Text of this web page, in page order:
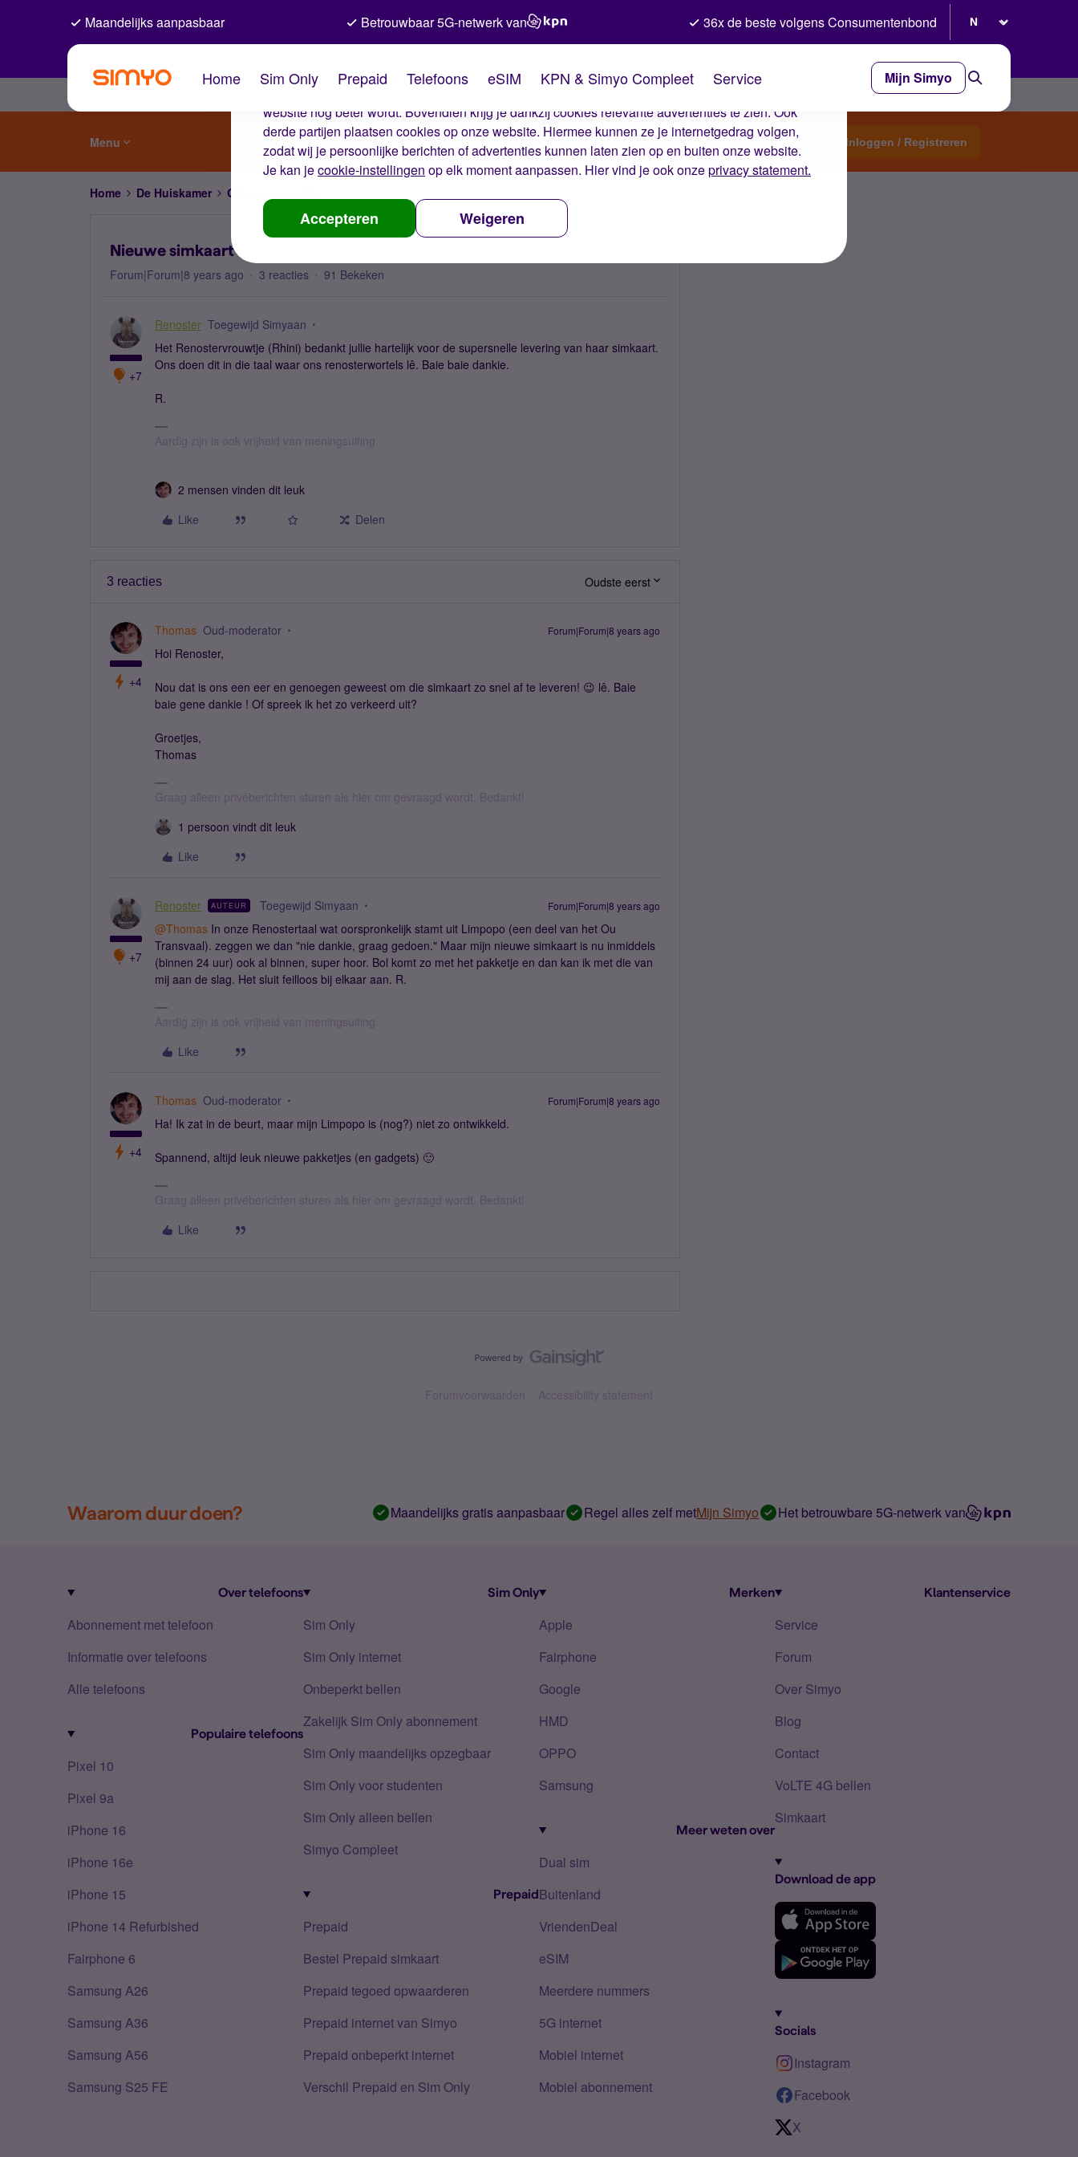
De cookies van Simyo
Wij gebruiken cookies op onze website. Met deze cookies zorgen wij ervoor dat je ervaring op de
website nog beter wordt. Bovendien krijg je dankzij cookies relevante advertenties te zien. Ook
derde partijen plaatsen cookies op onze website. Hiermee kunnen ze je internetgedrag volgen,
zodat wij je persoonlijke berichten of advertenties kunnen laten zien op en buiten onze website.
Je kan jecookie-instellingen op elk moment aanpassen. Hier vind je ook onzeprivacy statement.
Accepteren Weigeren
Maandelijks aanpasbaar Betrouwbaar 5G-netwerk van 36x de beste volgens Consumentenbond
Home Sim Only Prepaid Telefoons eSIM KPN & Simyo Compleet Service Mijn Simyo
Menu Start een topic Inloggen / Registreren
Home De Huiskamer Gewoon gezellig
Nieuwe simkaart
Forum|Forum|8 years ago 3 reacties 91 Bekeken
+7
Renoster Toegewijd Simyaan
Het Renostervrouwtje (Rhini) bedankt jullie hartelijk voor de supersnelle levering van haar simkaart.
Ons doen dit in die taal waar ons renosterwortels lê. Baie baie dankie.
R.
Aardig zijn is ook vrijheid van meningsuiting.
2 mensen vinden dit leuk
Like
Delen
3 reacties Oudste eerst
+4
Thomas Oud-moderator Forum|Forum|8 years ago
Hoi Renoster,
Nou dat is ons een eer en genoegen geweest om die simkaart zo snel af te leveren! 😉 lê. Baie
baie gene dankie ! Of spreek ik het zo verkeerd uit?
Groetjes,
Thomas
Graag alleen privéberichten sturen als hier om gevraagd wordt. Bedankt!
1 persoon vindt dit leuk
Like
+7
Renoster AUTEUR Toegewijd Simyaan Forum|Forum|8 years ago
@Thomas In onze Renostertaal wat oorspronkelijk stamt uit Limpopo (een deel van het Ou
Transvaal). zeggen we dan "nie dankie, graag gedoen." Maar mijn nieuwe simkaart is nu inmiddels
(binnen 24 uur) ook al binnen, super hoor. Bol komt zo met het pakketje en dan kan ik met die van
mij aan de slag. Het sluit feilloos bij elkaar aan. R.
Aardig zijn is ook vrijheid van meningsuiting.
Like
+4
Thomas Oud-moderator Forum|Forum|8 years ago
Ha! Ik zat in de beurt, maar mijn Limpopo is (nog?) niet zo ontwikkeld.
Spannend, altijd leuk nieuwe pakketjes (en gadgets) 🙂
Graag alleen privéberichten sturen als hier om gevraagd wordt. Bedankt!
Like
Forumvoorwaarden Accessibility statement
Waarom duur doen? Maandelijks gratis aanpasbaar Regel alles zelf metMijn Simyo Het betrouwbare 5G-netwerk van
Over telefoons
Abonnement met telefoon
Informatie over telefoons
Alle telefoons
Populaire telefoons
Pixel 10
Pixel 9a
iPhone 16
iPhone 16e
iPhone 15
iPhone 14 Refurbished
Fairphone 6
Samsung A26
Samsung A36
Samsung A56
Samsung S25 FE
Sim Only
Sim Only
Sim Only internet
Onbeperkt bellen
Zakelijk Sim Only abonnement
Sim Only maandelijks opzegbaar
Sim Only voor studenten
Sim Only alleen bellen
Simyo Compleet
Prepaid
Prepaid
Bestel Prepaid simkaart
Prepaid tegoed opwaarderen
Prepaid internet van Simyo
Prepaid onbeperkt internet
Verschil Prepaid en Sim Only
Merken
Apple
Fairphone
Google
HMD
OPPO
Samsung
Meer weten over
Dual sim
Buitenland
VriendenDeal
eSIM
Meerdere nummers
5G internet
Mobiel internet
Mobiel abonnement
Klantenservice
Service
Forum
Over Simyo
Blog
Contact
VoLTE 4G bellen
Simkaart
Download de app
Socials
Instagram
Facebook
X